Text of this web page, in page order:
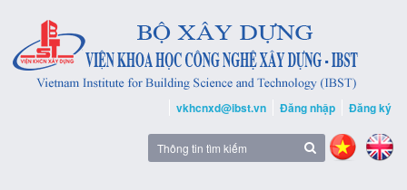
vkhcnxd@ibst.vn Đăng nhập Đăng ký